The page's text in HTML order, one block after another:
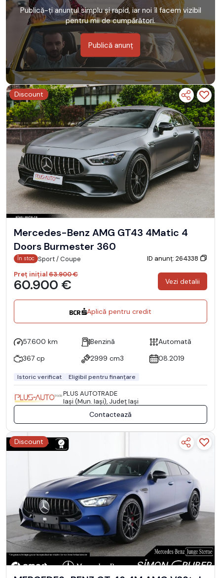
Publică-ți anunțul simplu și rapid, iar noi îl facem vizibil
pentru mii de cumpărători.
Publică anunț
Discount
Mercedes-Benz AMG GT43 4Matic 4
Doors Burmester 360
În stoc Sport / Coupe
ID anunț: 264338
Preț inițial63.900 €
60.900 € Vezi detalii
Aplică pentru credit
57.600 km Benzină
Automată
367 cp
2999 cm3 08.2019
Istoric verificat Eligibil pentru finanțare
PLUS AUTOTRADE
Iaşi (Mun. Iaşi), Județ Iaşi
Contactează
Discount